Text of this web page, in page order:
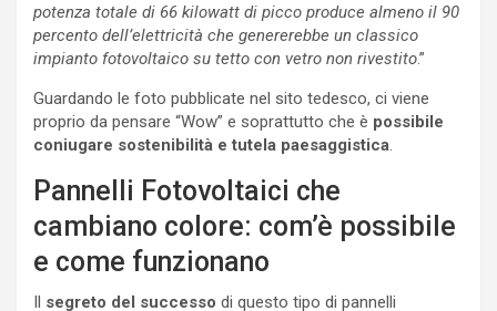
potenza totale di 66 kilowatt di picco produce almeno il 90
percento dell’elettricità che genererebbe un classico
impianto fotovoltaico su tetto con vetro non rivestito.”
Guardando le foto pubblicate nel sito tedesco, ci viene
proprio da pensare “Wow” e soprattutto che è possibile
coniugare sostenibilità e tutela paesaggistica
Pannelli Fotovoltaici che
cambiano colore: com’è possibile
e come funzionano
Il segreto del successo di questo tipo di pannelli